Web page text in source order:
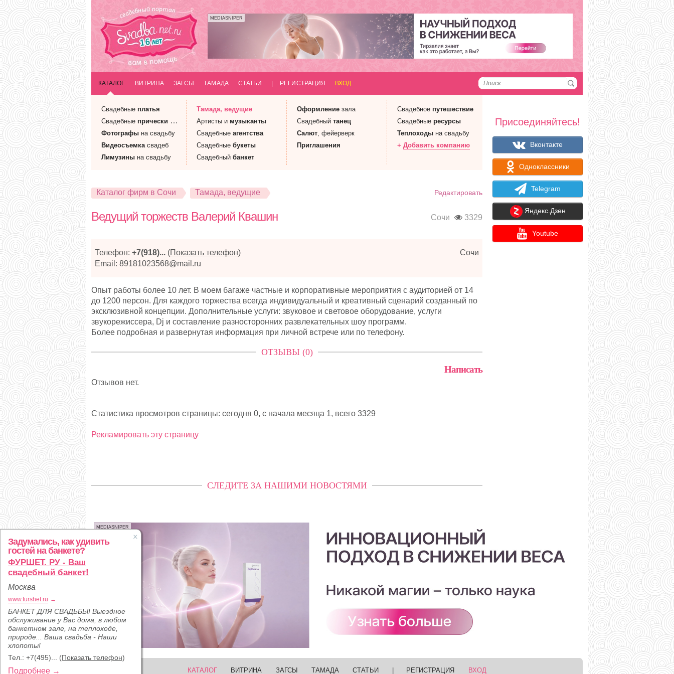
MEDIASNIPER
КАТАЛОГ ВИТРИНА ЗАГСЫ ТАМАДА СТАТЬИ РЕГИСТРАЦИЯ ВХОД
Свадебные платья
Свадебные прически
Фотографы на свадьбу
Видеосъемкасвадеб
Лимузины на свадьбу
Тамада, ведущие
Артисты и музыканты
Свадебные агентства
Свадебные букеты
Свадебный банкет
Оформление зала
Свадебный танец
Салют, фейерверк
Приглашения
Свадебное путешествие
Свадебные ресурсы
Теплоходы на свадьбу
+ Добавить компанию
Редактировать
Каталог фирм в Сочи Тамада, ведущие
Сочи 3329
Ведущий торжеств Валерий Квашин
Телефон: +7(918)... (Показать телефон)
Email: 89181023568@mail.ru
Сочи
Опыт работы более 10 лет. В моем багаже частные и корпоративные мероприятия с аудиторией от 14
до 1200 персон. Для каждого торжества всегда индивидуальный и креативный сценарий созданный по
эксклюзивной концепции. Дополнительные услуги: звуковое и световое оборудование, услуги
звукорежиссера, Dj и составление разносторонних развлекательных шоу программ.
Более подробная и развернутая информация при личной встрече или по телефону.
ОТЗЫВЫ (0)
Написать
Отзывов нет.
Статистика просмотров страницы: сегодня 0, с начала месяца 1, всего 3329
Рекламировать эту страницу
Задумались, как удивить
гостей на банкете?
ФУРШЕТ. РУ - Ваш
свадебный банкет!
Москва
www.furshet.ru →
БАНКЕТ ДЛЯ СВАДЬБЫ! Выездное
обслуживание у Вас дома, в любом
банкетном зале, на теплоходе,
природе... Ваша свадьба - Наши
хлопоты!
Тел.: +7(495)... (Показать телефон)
Подробнее →
СЛЕДИТЕ ЗА НАШИМИ НОВОСТЯМИ
Присоединяйтесь!
Вконтакте
Одноклассники
Telegram
Яндекс.Дзен
Youtube
MEDIASNIPER
КАТАЛОГ ВИТРИНА ЗАГСЫ ТАМАДА СТАТЬИ РЕГИСТРАЦИЯ ВХОД